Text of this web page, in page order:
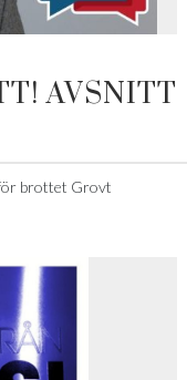
AVSNITT
brottet Grovt